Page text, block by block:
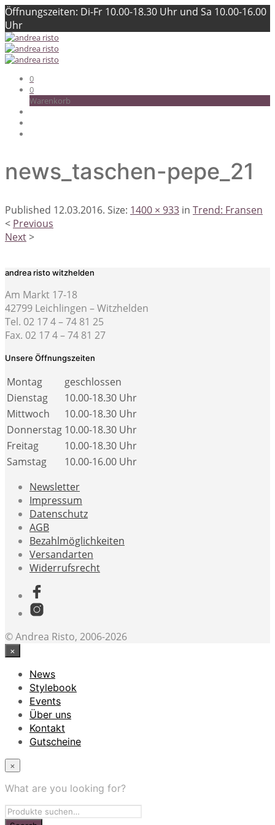
Öffnungszeiten: Di-Fr 10.00-18.30 Uhr und Sa 10.00-16.00
Uhr
0
0
Warenkorb
news_taschen-pepe_21
Published 12.03.2016. Size: 1400 × 933 in Trend: Fransen
< Previous
Next>
andrea risto witzhelden
Am Markt 17-18
42799 Leichlingen – Witzhelden
Tel. 02 17 4 – 74 81 25
Fax. 02 17 4 – 74 81 27
Unsere Öffnungszeiten
Montag
geschlossen
Dienstag
10.00-18.30 Uhr
Mittwoch
10.00-18.30 Uhr
Donnerstag 10.00-18.30 Uhr
Freitag
10.00-18.30 Uhr
Samstag
10.00-16.00 Uhr
Newsletter
Impressum
Datenschutz
AGB
Bezahlmöglichkeiten
Versandarten
Widerrufsrecht
© Andrea Risto, 2006-2026
×
News
Stylebook
Events
Über uns
Kontakt
Gutscheine
×
What are you looking for?